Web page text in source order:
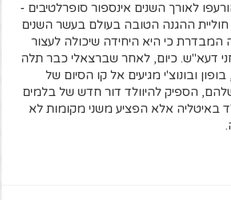
הורעפו לאורך השנים אינספור סופרלטיבים -
ההגנה הטובה בעולם בעשר השנים
המבדרת כי היא היחידה שיכולה לעצור
דעא"ש. כיום, לאחר שברצאלי כבר תלה
בופון ובונוצ'י מגיעים אל קו הסיום של
הספיק להיוולד דור חדש של בלמים
באיטליה אלא הפציע משני מקומות לא